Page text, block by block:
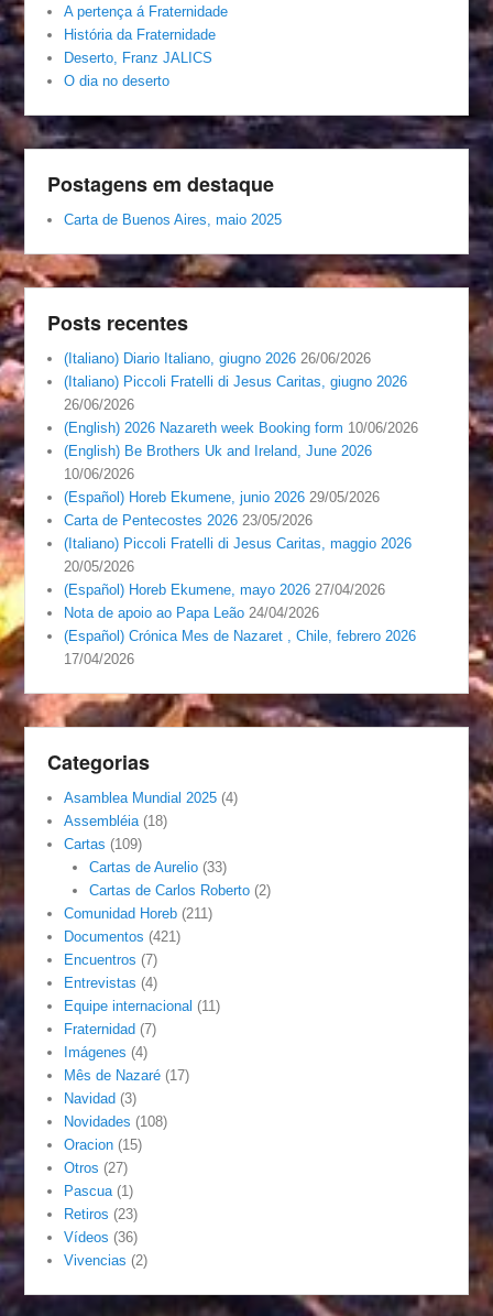
A pertença á Fraternidade
História da Fraternidade
Deserto, Franz JALICS
O dia no deserto
Postagens em destaque
Carta de Buenos Aires, maio 2025
Posts recentes
(Italiano) Diario Italiano, giugno 2026 26/06/2026
(Italiano) Piccoli Fratelli di Jesus Caritas, giugno 2026
26/06/2026
(English) 2026 Nazareth week Booking form 10/06/2026
(English) Be Brothers Uk and Ireland, June 2026
10/06/2026
(Español) Horeb Ekumene, junio 2026 29/05/2026
Carta de Pentecostes 2026 23/05/2026
(Italiano) Piccoli Fratelli di Jesus Caritas, maggio 2026
20/05/2026
(Español) Horeb Ekumene, mayo 2026 27/04/2026
Nota de apoio ao Papa Leão 24/04/2026
(Español) Crónica Mes de Nazaret , Chile, febrero 2026
17/04/2026
Categorias
Asamblea Mundial 2025 (4)
Assembléia (18)
Cartas (109)
Cartas de Aurelio(33)
Cartas de Carlos Roberto(2)
Comunidad Horeb (211)
Documentos (421)
Encuentros (7)
Entrevistas (4)
Equipe internacional (11)
Fraternidad (7)
Imágenes (4)
Mês de Nazaré (17)
Navidad (3)
Novidades (108)
Oracion (15)
Otros (27)
Pascua (1)
Retiros (23)
Vídeos (36)
Vivencias (2)